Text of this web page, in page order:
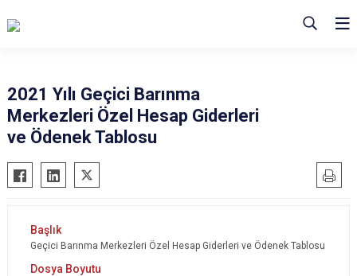
2021 Yılı Geçici Barınma
Merkezleri Özel Hesap Giderleri
ve Ödenek Tablosu
Geçici Barınma Merkezleri Özel Hesap Giderleri ve Ödenek Tablosu